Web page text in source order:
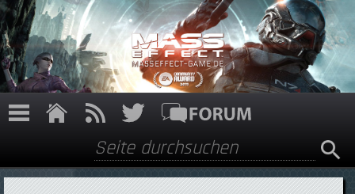
Direkt zum Inhalt
Suchformular
Suche